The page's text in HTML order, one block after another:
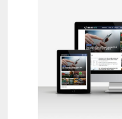
İNCELE